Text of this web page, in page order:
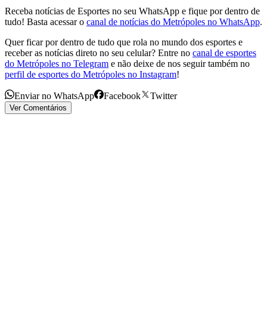
Receba notícias de Esportes no seu WhatsApp e fique por dentro de
tudo! Basta acessar o canal de notícias do Metrópoles no WhatsApp.
Quer ficar por dentro de tudo que rola no mundo dos esportes e
receber as notícias direto no seu celular? Entre no canal de esportes
do Metrópoles no Telegram e não deixe de nos seguir também no
perfil de esportes do Metrópoles no Instagram!
Enviar no WhatsApp Facebook Twitter
Ver Comentários